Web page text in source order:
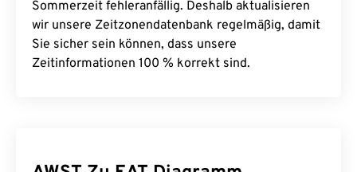
Sommerzeit fehleranfällig. Deshalb aktualisieren
wir unsere Zeitzonendatenbank regelmäßig, damit
Sie sicher sein können, dass unsere
Zeitinformationen 100 % korrekt sind.